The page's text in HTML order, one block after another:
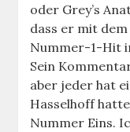
oder Grey’s
dass er mit
Nummer-1-Hit
Sein
aber jeder hat
Hasselhoff
Nummer Eins.